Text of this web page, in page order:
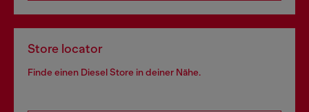
Store locator
Finde einen Diesel Store in deiner Nähe.